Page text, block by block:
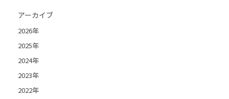
アーカイブ
2026年
2025年
2024年
2023年
2022年